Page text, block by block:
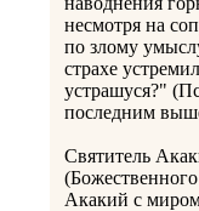
несмотря на
по злому
страхе
устрашуся?"
последним
Святитель
Акакий с